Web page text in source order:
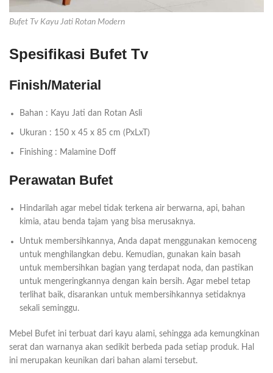
Bufet Tv Kayu Jati Rotan Modern
Spesifikasi Bufet Tv
Finish/Material
Bahan : Kayu Jati dan Rotan Asli
Ukuran : 150 x 45 x 85 cm (PxLxT)
Finishing : Malamine Doff
Perawatan Bufet
Hindarilah agar mebel tidak terkena air berwarna, api, bahan
kimia, atau benda tajam yang bisa merusaknya.
Untuk membersihkannya, Anda dapat menggunakan kemoceng
untuk menghilangkan debu. Kemudian, gunakan kain basah
untuk membersihkan bagian yang terdapat noda, dan pastikan
untuk mengeringkannya dengan kain bersih. Agar mebel tetap
terlihat baik, disarankan untuk membersihkannya setidaknya
sekali seminggu.
Mebel Bufet ini terbuat dari kayu alami, sehingga ada kemungkinan
serat dan warnanya akan sedikit berbeda pada setiap produk. Hal
ini merupakan keunikan dari bahan alami tersebut.